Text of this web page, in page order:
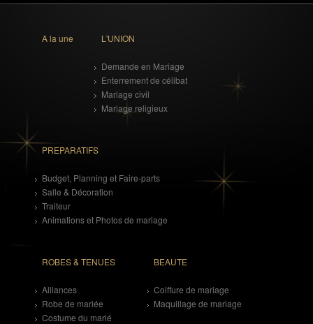
A la une L'UNION
Demande en Mariage
Enterrement de célibat
Mariage civil
Mariage religieux
PREPARATIFS
Budget, Planning et Faire-parts
Salle & Décoration
Traiteur
Animations et Photos de mariage
ROBES & TENUES
Alliances
Robe de mariée
Costume du marié
BEAUTE
Coiffure de mariage
Maquillage de mariage